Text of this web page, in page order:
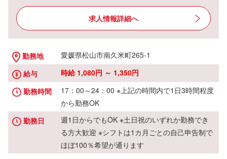
求人情報詳細へ
勤務地
愛媛県松山市南久米町265-1
給与
時給 1,080円 ～ 1,350円
勤務時間
17：00～24：00 ※上記の時間内で1日3時間程度
から勤務OK
勤務日
週1日からでもOK ※土日祝のいずれか勤務でき
る方大歓迎 ※シフトは1カ月ごとの自己申告制で
ほぼ100％希望が通ります